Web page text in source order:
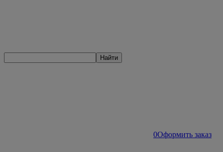
Найти
0Оформить заказ